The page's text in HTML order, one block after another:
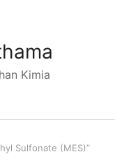
Kimia
Sulfonate (MES)”